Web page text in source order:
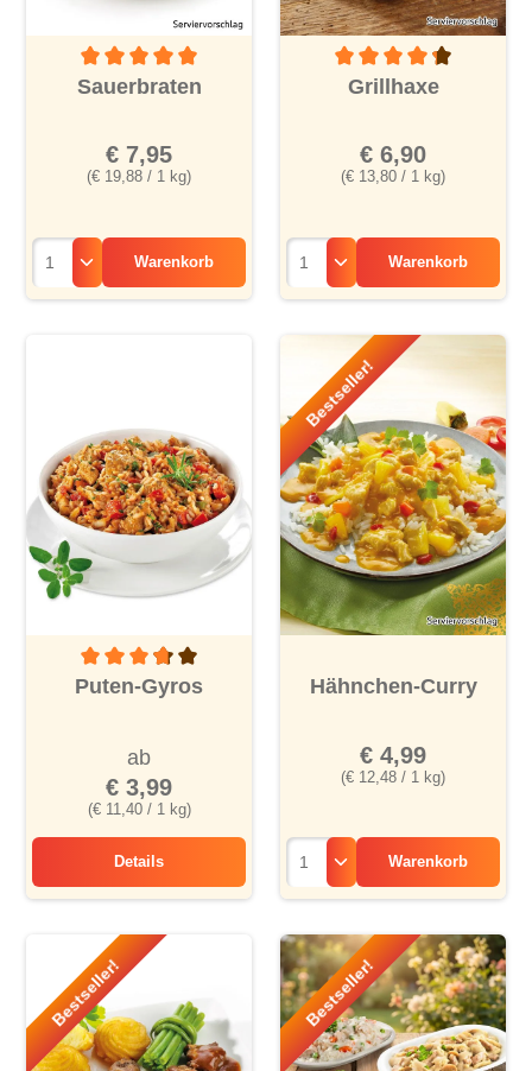
Durchschnittliche Bewertung von 5 von 5 Sternen
Sauerbraten
(€ 19,88 / 1 kg)
€ 7,95
Warenkorb
Durchschnittliche
Grillhaxe
(€ 13,80 / 1 kg)
€ 6,90
Warenkorb
Durchschnittliche Bewertung von 3.6 von 5 Sternen
Puten-Gyros
(€ 11,40 / 1 kg)
ab
€ 3,99
Details
Bestseller!
Hähnchen-Curry
(€ 12,48 / 1 kg)
€ 4,99
Warenkorb
Bestseller! Bestseller!